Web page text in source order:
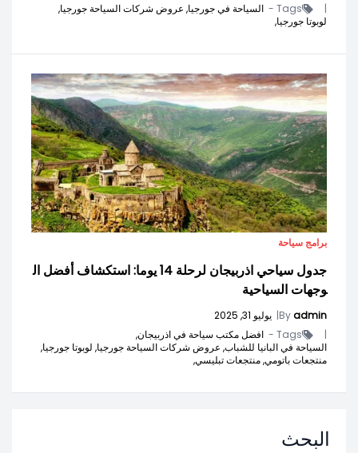
|
Tags - السياحة في جورجيا, عروض شركات السياحة جورجيا,
لوبوتا جورجيا,
برامج سياحة
جدول سياحي اذربيجان لرحلة 14 يوما: استكشاف أفضل ال
وجهات السياحية
Byadmin
| يوليو 31, 2025
|
Tags -
افضل مكتب سياحة في اذربيجان,
السياحة في البانيا للشباب, عروض شركات السياحة جورجيا, لوبوتا جورجيا,
منتجعات باتومي,منتجعات تبليسي,
البحث